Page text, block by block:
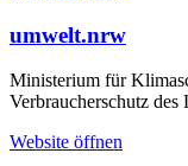
umwelt.nrw
Ministerium für
Verbraucherschutz
Website öffnen